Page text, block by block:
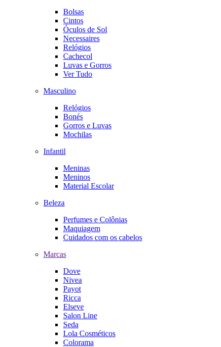
Bolsas
Cintos
Óculos de Sol
Necessaires
Relógios
Cachecol
Luvas e Gorros
Ver Tudo
Masculino
Relógios
Bonés
Gorros e Luvas
Mochilas
Infantil
Meninas
Meninos
Material Escolar
Beleza
Perfumes e Colônias
Maquiagem
Cuidados com os cabelos
Marcas
Dove
Nivea
Payot
Ricca
Elseve
Salon Line
Seda
Lola Cosméticos
Colorama